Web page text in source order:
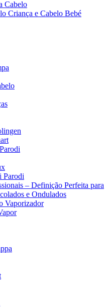
Cabelo
Criança e Cabelo Bebé
Parodi
– Definição Perfeita para
e Ondulados
Vaporizador